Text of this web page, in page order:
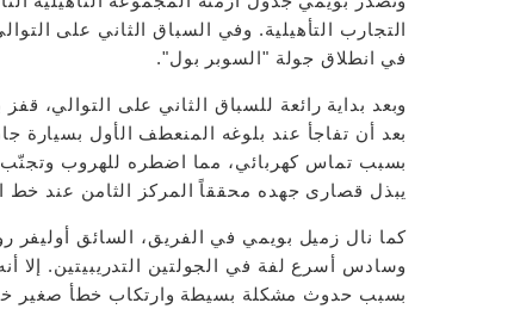
التجارب التأهيلية. وفي السباق الثاني على
في انطلاق جولة "السوبر بول".
وبعد بداية رائعة للسباق الثاني على التوالي،
بعد أن تفاجأ عند بلوغه المنعطف الأول بسيارة
بسبب تماس كهربائي، مما اضطره للهروب وتجنّب
يبذل قصارى جهده محققاً المركز الثامن عند خط
كما نال زميل بويمي في الفريق، السائق أوليفر
وسادس أسرع لفة في الجولتين التدريبيتين.
بسبب حدوث مشكلة بسيطة وارتكاب خطأ صغير